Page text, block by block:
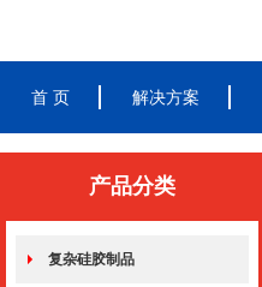
首 页 解决方案
产品分类
复杂硅胶制品